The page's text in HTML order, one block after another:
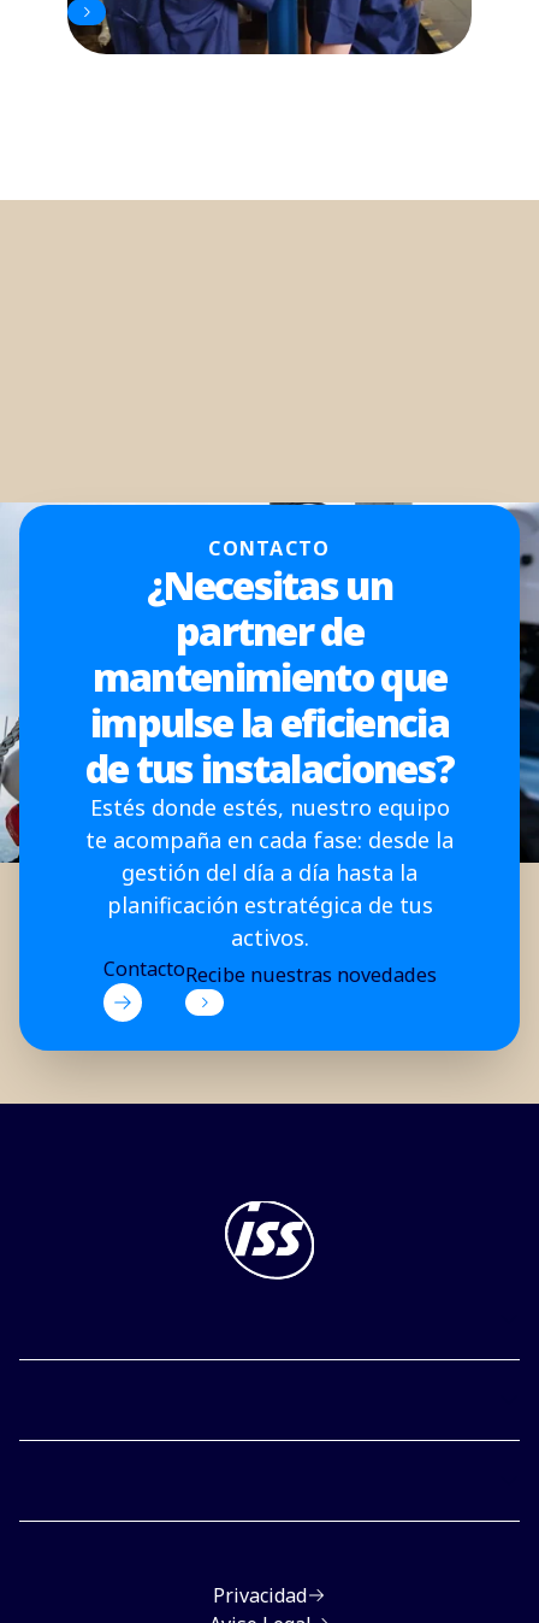
CONTACTO
¿Necesitas un
partner de
mantenimiento que
impulse la eficiencia
de tus instalaciones?
Estés donde estés, nuestro equipo
te acompaña en cada fase: desde la
gestión del día a día hasta la
planificación estratégica de tus
activos.
ContactoRecibe nuestras novedades
Privacidad